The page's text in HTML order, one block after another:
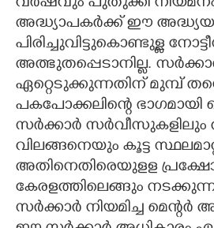
അദ്ധ്യാപകർക്ക് ഈ
പിരിച്ചുവിട്ടുകൊണ്ടുള്ള
അത്ഭുതപ്പെടാനില്ല.
ഏറ്റെടുക്കുന്നതിന് മുമ്പ്
പകപോക്കലിന്റെ ഭാഗമായി
സർക്കാർ
വിലങ്ങനെയും കൂട്ട
അതിനെതിരെയുളള
കേരളത്തിലെങ്ങും
സർക്കാർ നിയമിച്ച